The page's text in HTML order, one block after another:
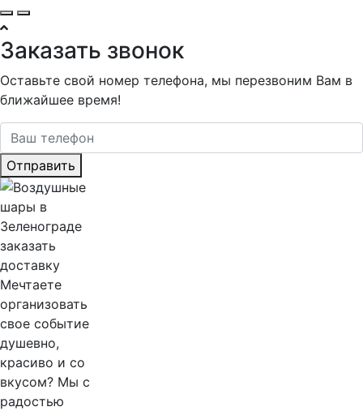
Заказать звонок
Оставьте свой номер телефона, мы перезвоним Вам в
ближайшее время!
Отправить
Мечтаете
организовать
свое событие
душевно,
красиво и со
вкусом? Мы с
радостью